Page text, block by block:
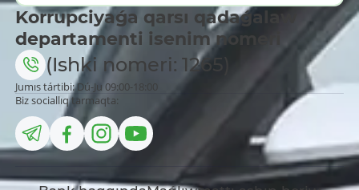
Korrupciyaǵa qarsı qadaǵalaw
departamenti isenim nomeri
(Ishki nomeri: 1265)
Jumıs tártibi: Dú-Ju 09:00-18:00
Biz sociallıq tarmaqta: